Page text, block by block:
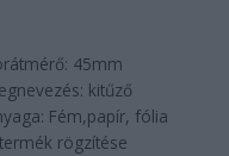
45mm
kitűző
Fém,papír, fólia
rögzítése